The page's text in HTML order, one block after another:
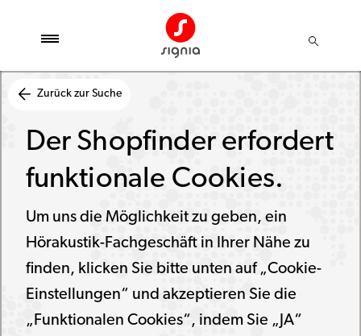
Zurück zur Suche
Der Shopfinder erfordert
funktionale Cookies.
Um uns die Möglichkeit zu geben, ein
Hörakustik-Fachgeschäft in Ihrer Nähe zu
finden, klicken Sie bitte unten auf „Cookie-
Einstellungen“ und akzeptieren Sie die
„Funktionalen Cookies“, indem Sie „JA“